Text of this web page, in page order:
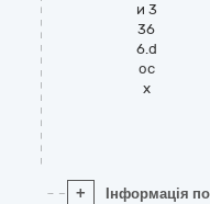
и 3
36
6.d
oc
x
+ Інформація по